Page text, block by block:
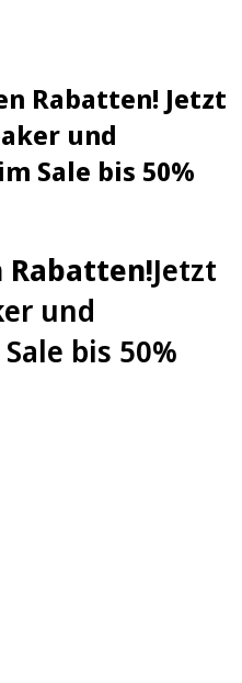
Rabatten! Jetzt
und
Sale bis 50%
Jetzt
und
bis 50%